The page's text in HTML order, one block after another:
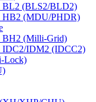
BL2 (BLS2/BLD2)
HB2 (MDU/PHDR)
BH2 (Milli-Grid)
IDC2/IDM2 (IDCC2)
Lock)